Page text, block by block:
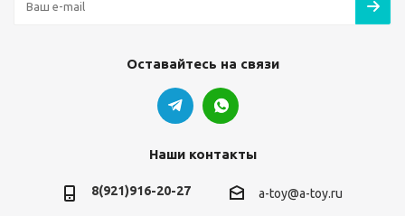
Оставайтесь на связи
Наши контакты
8(921)916-20-27 a-toy@a-toy.ru